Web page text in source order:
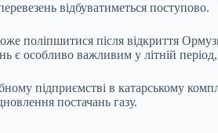
відбуватиметься поступово.
поліпшитися після відкриття
є особливо важливим у літній
підприємстві в катарському
постачань газу.